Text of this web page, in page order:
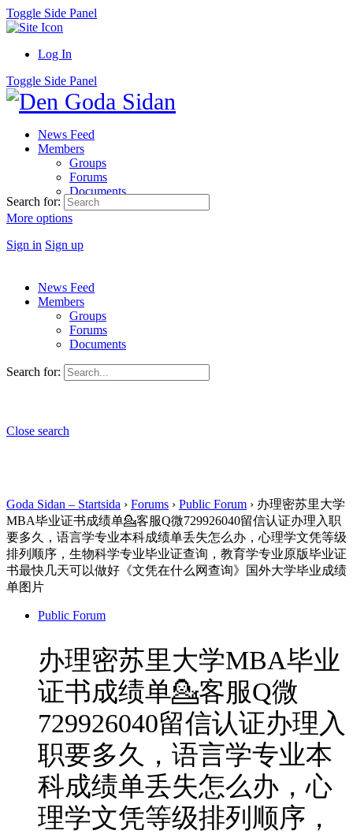
Toggle Side Panel
Log In
Toggle Side Panel
News Feed
Members
Groups
Forums
Documents
More options
Sign in Sign up
Search for:
News Feed
Members
Groups
Forums
Documents
Search for:
Close search
Goda Sidan – Startsida › Forums › Public Forum › 办理密苏里大学
MBA毕业证书成绩单💁客服Q微729926040留信认证办理入职
要多久，语言学专业本科成绩单丢失怎么办，心理学文凭等级
排列顺序，生物科学专业毕业证查询，教育学专业原版毕业证
书最快几天可以做好《文凭在什么网查询》国外大学毕业成绩
单图片
Public Forum
办理密苏里大学MBA毕业
证书成绩单💁客服Q微
729926040留信认证办理入
职要多久，语言学专业本
科成绩单丢失怎么办，心
理学文凭等级排列顺序，